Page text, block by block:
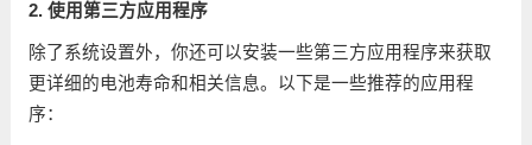
2. 使用第三方应用程序
除了系统设置外，你还可以安装一些第三方应用程序来获取
更详细的电池寿命和相关信息。以下是一些推荐的应用程
序：